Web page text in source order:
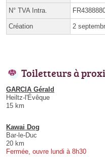
N° TVA Intra.
Création 2
Toiletteurs à
GARCIA Gérald
Heiltz-l'Évêque
15 km
Kawai Dog
Bar-le-Duc
20 km
Fermée, ouvre lundi à 8h30